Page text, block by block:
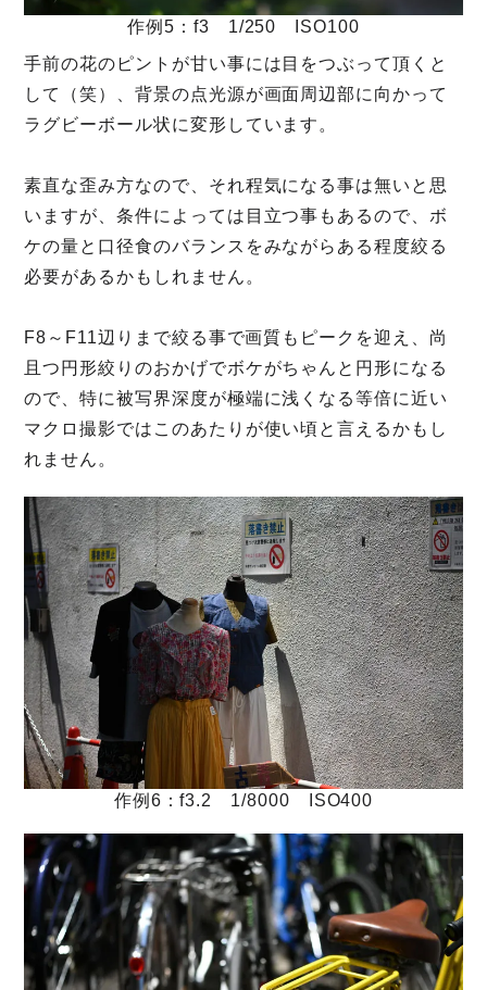
作例5：f3 1/250 ISO100
手前の花のピントが甘い事には目をつぶって頂くと
して（笑）、背景の点光源が画面周辺部に向かって
ラグビーボール状に変形しています。
素直な歪み方なので、それ程気になる事は無いと思
いますが、条件によっては目立つ事もあるので、ボ
ケの量と口径食のバランスをみながらある程度絞る
必要があるかもしれません。
F8～F11辺りまで絞る事で画質もピークを迎え、尚
且つ円形絞りのおかげでボケがちゃんと円形になる
ので、特に被写界深度が極端に浅くなる等倍に近い
マクロ撮影ではこのあたりが使い頃と言えるかもし
れません。
作例6：f3.2 1/8000 ISO400